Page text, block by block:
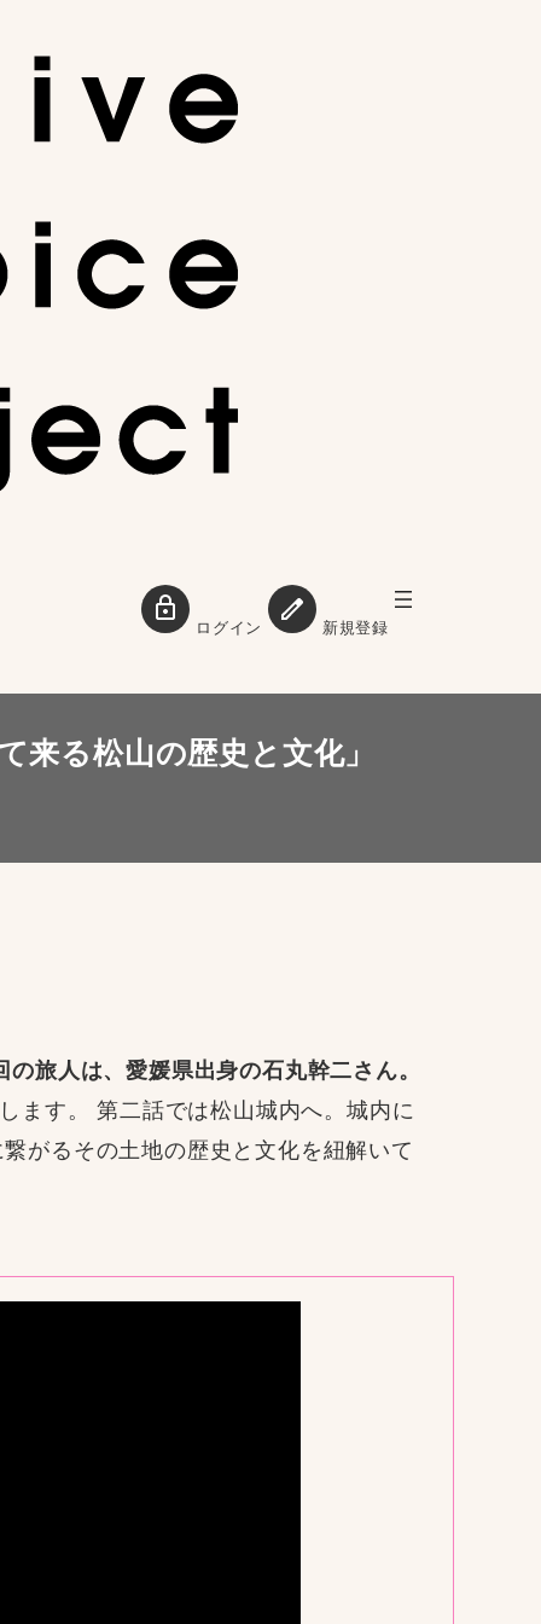
ログイン 新規登録
る松山の歴史と文化」
の旅人は、愛媛県出身の石丸幹二さん。
ます。 第二話では松山城内へ。城内に
がるその土地の歴史と文化を紐解いて